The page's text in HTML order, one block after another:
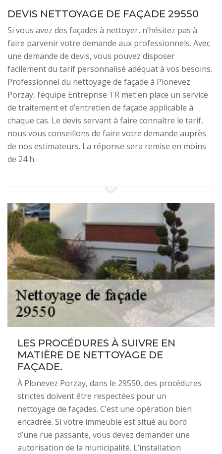
DEVIS NETTOYAGE DE FAÇADE 29550
Si vous avez des façades à nettoyer, n’hésitez pas à
faire parvenir votre demande aux professionnels. Avec
une demande de devis, vous pouvez disposer
facilement du tarif personnalisé adéquat à vos besoins.
Professionnel du nettoyage de façade à Plonevez
Porzay, l’équipe Entreprise TR met en place un service
de traitement et d’entretien de façade applicable à
chaque cas. Le devis servant à faire connaître le tarif,
nous vous conseillons de faire votre demande auprès
de nos estimateurs. La réponse sera remise en moins
de 24 h.
LES PROCÉDURES À SUIVRE EN
MATIÈRE DE NETTOYAGE DE
FAÇADE.
À Plonevez Porzay, dans le 29550, des procédures
strictes doivent être respectées pour un
nettoyage de façades. C’est une opération bien
encadrée. Si votre immeuble est situé au bord
d’une rue passante, vous devez demander une
autorisation de la municipalité. L’installation